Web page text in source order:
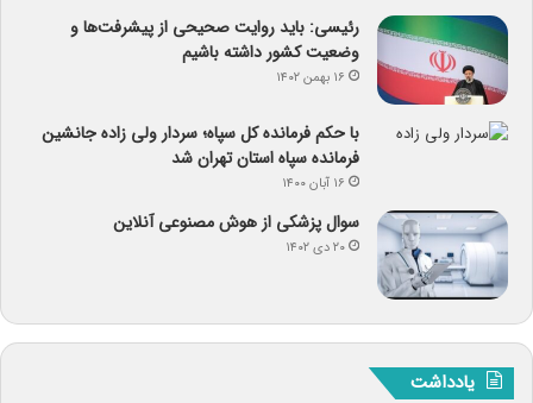
رئیسی: باید روایت صحیحی از پیشرفت‌ها و
وضعیت کشور داشته باشیم
۱۶ بهمن ۱۴۰۲
با حکم فرمانده کل سپاه؛ سردار ولی زاده جانشین
فرمانده سپاه استان تهران شد
۱۶ آبان ۱۴۰۰
سوال پزشکی از هوش مصنوعی آنلاین
۲۰ دی ۱۴۰۲
یادداشت